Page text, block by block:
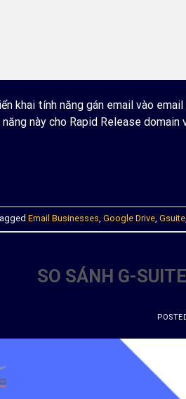
khai tính năng gán email vào
này cho Rapid Release
Email Businesses, Google Drive, Gsuite
SO SÁNH G-